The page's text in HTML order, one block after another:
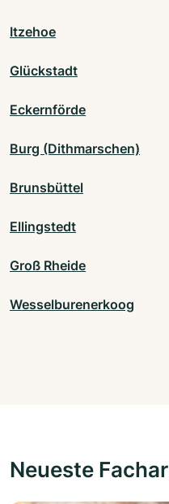
Itzehoe
Glückstadt
Eckernförde
Burg (Dithmarschen)
Brunsbüttel
Ellingstedt
Groß Rheide
Wesselburenerkoog
Neueste